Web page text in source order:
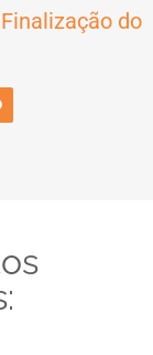
do